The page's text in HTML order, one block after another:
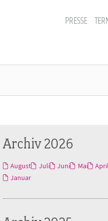
PRESSE
Archiv 2026
August Juli Juni Mai
Januar